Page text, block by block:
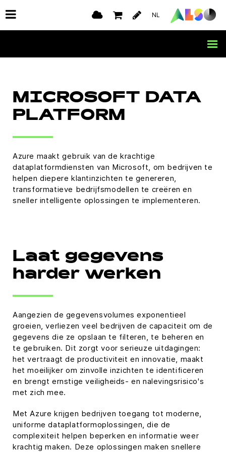
NL
MICROSOFT DATA
PLATFORM
Azure maakt gebruik van de krachtige
dataplatformdiensten van Microsoft, om bedrijven te
helpen diepere klantinzichten te genereren,
transformatieve bedrijfsmodellen te creëren en
sneller intelligente oplossingen te implementeren.
Laat gegevens
harder werken
Aangezien de gegevensvolumes exponentieel
groeien, verliezen veel bedrijven de capaciteit om de
gegevens die ze opslaan te filteren, te beheren en
te gebruiken. Dit zorgt voor serieuze uitdagingen:
het vertraagt de productiviteit en innovatie, maakt
het moeilijker om zinvolle inzichten te identificeren
en brengt ernstige veiligheids- en nalevingsrisico's
met zich mee.
Met Azure krijgen bedrijven toegang tot moderne,
uniforme dataplatformoplossingen, die de
complexiteit helpen beperken en informatie weer
krachtig maken. Deze oplossingen maken snellere